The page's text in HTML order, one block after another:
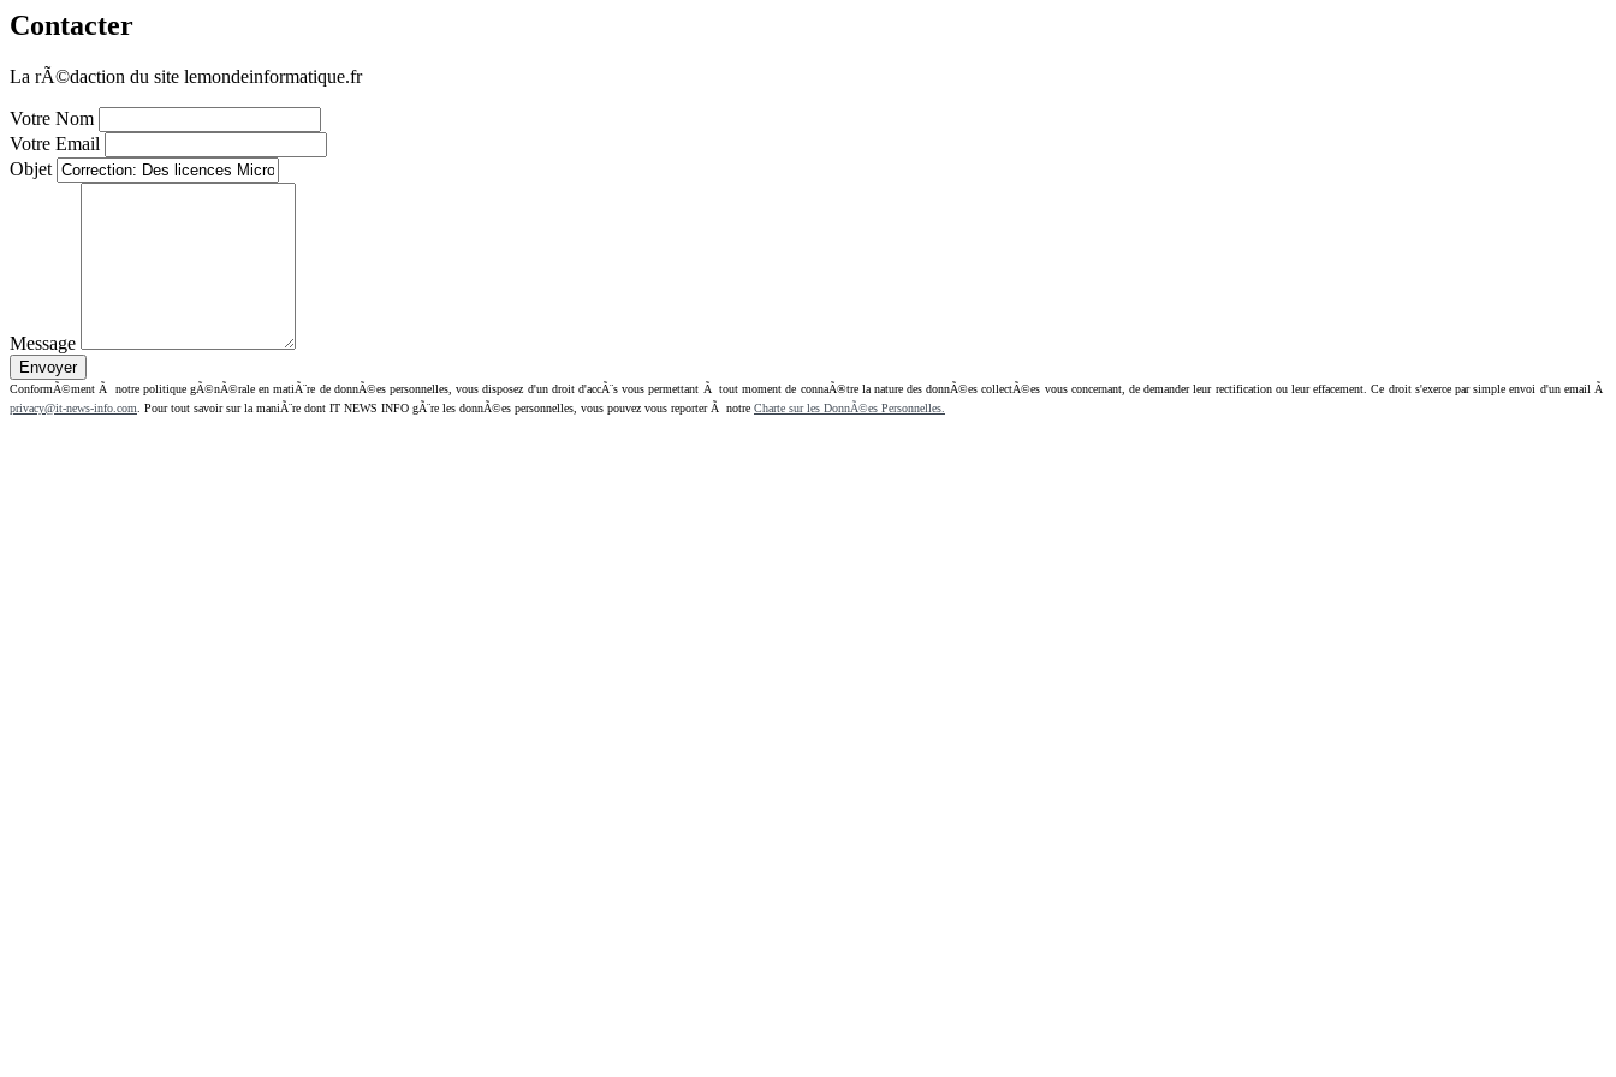
Contacter
La rÃ©daction du site lemondeinformatique.fr
Votre Nom
Votre Email
Objet
Message
ConformÃ©ment Ã notre politique gÃ©nÃ©rale en matiÃ¨re de donnÃ©es personnelles, vous disposez d'un droit d'accÃ¨s vous permettant Ã tout moment de connaÃ®tre la nature des donnÃ©es collectÃ©es vous concernant, de demander leur rectification ou leur effacement. Ce droit s'exerce par simple envoi d'un email Ã
privacy@it-news-info.com . Pour tout savoir sur la maniÃ¨re dont IT NEWS INFO gÃ¨re les donnÃ©es personnelles, vous pouvez vous reporter Ã notre Charte sur les DonnÃ©es Personnelles.